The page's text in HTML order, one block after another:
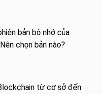
bản bộ nhớ của
chọn bản nào?
từ cơ sở đến